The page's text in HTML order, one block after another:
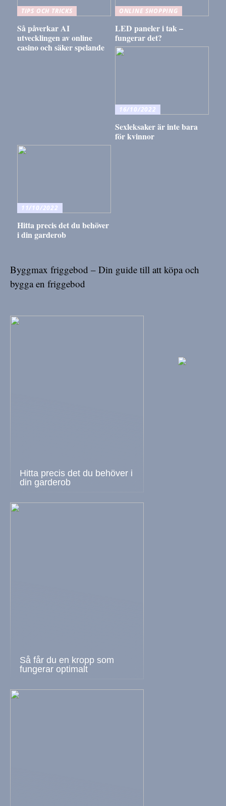
TIPS OCH TRICKS
Så påverkar AI
utvecklingen av online
casino och säker spelande
ONLINE SHOPPING
LED paneler i tak –
fungerar det?
16/10/2022
Sexleksaker är inte bara
för kvinnor
11/10/2022
Hitta precis det du behöver
i din garderob
Byggmax friggebod – Din guide till att köpa och
bygga en friggebod
Hitta precis det du behöver i
din garderob
Så får du en kropp som
fungerar optimalt